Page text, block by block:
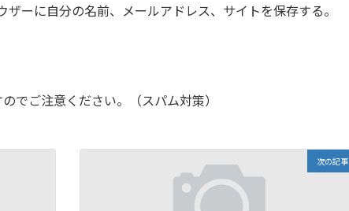
ーに自分の名前、メールアドレス、サイトを保存する。
でご注意ください。（スパム対策）
次の記事